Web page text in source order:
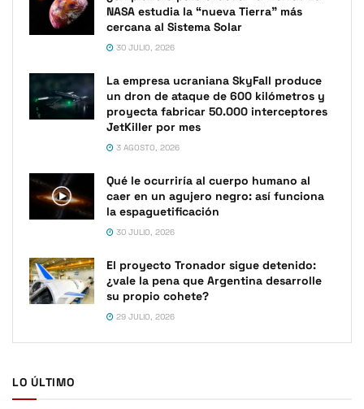
NASA estudia la “nueva Tierra” más
cercana al Sistema Solar
30 JULIO, 2026
La empresa ucraniana SkyFall produce
un dron de ataque de 600 kilómetros y
proyecta fabricar 50.000 interceptores
JetKiller por mes
3 AGOSTO, 2026
Qué le ocurriría al cuerpo humano al
caer en un agujero negro: así funciona
la espaguetificación
30 JULIO, 2026
El proyecto Tronador sigue detenido:
¿vale la pena que Argentina desarrolle
su propio cohete?
29 JULIO, 2026
LO ÚLTIMO